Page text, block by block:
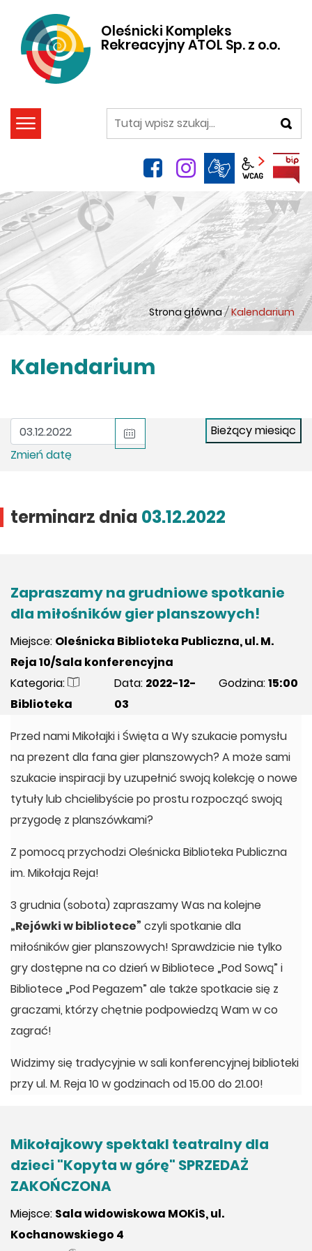
Oleśnicki Kompleks
Rekreacyjny ATOL Sp. z o.o.
szukaj
facebookinstagram
Panel
Strona główna / Kalendarium
Kalendarium
Zmień datę
terminarz dnia 03.12.2022
Zapraszamy na grudniowe spotkanie
dla miłośników gier planszowych!
Miejsce: Oleśnicka Biblioteka Publiczna, ul. M.
Reja 10/Sala konferencyjna
Kategoria:
Biblioteka
Data: 2022-12-
03
Godzina:15:00
Przed nami Mikołajki i Święta a Wy szukacie pomysłu
na prezent dla fana gier planszowych? A może sami
szukacie inspiracji by uzupełnić swoją kolekcję o nowe
tytuły lub chcielibyście po prostu rozpocząć swoją
przygodę z planszówkami?
Z pomocą przychodzi Oleśnicka Biblioteka Publiczna
im. Mikołaja Reja!
3 grudnia (sobota) zapraszamy Was na kolejne
„Rejówki w bibliotece” czyli spotkanie dla
miłośników gier planszowych! Sprawdzicie nie tylko
gry dostępne na co dzień w Bibliotece „Pod Sową” i
Bibliotece „Pod Pegazem” ale także spotkacie się z
graczami, którzy chętnie podpowiedzą Wam w co
zagrać!
Widzimy się tradycyjnie w sali konferencyjnej biblioteki
przy ul. M. Reja 10 w godzinach od 15.00 do 21.00!
Mikołajkowy spektakl teatralny dla
dzieci "Kopyta w górę" SPRZEDAŻ
ZAKOŃCZONA
Miejsce: Sala widowiskowa MOKiS, ul.
Kochanowskiego 4